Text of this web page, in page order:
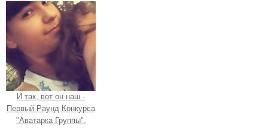
И так, вот он наш -
Первый Раунд Конкурса
"Аватарка Группы".